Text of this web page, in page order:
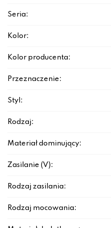
Seria:
Kolor:
Kolor producenta:
Przeznaczenie:
Styl:
Rodzaj:
Materiał dominujący:
Zasilanie (V):
Rodzaj zasilania:
Rodzaj mocowania: